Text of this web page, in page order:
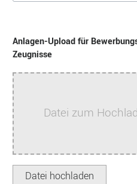
Anlagen-Upload für
Zeugnisse
Datei zum
Datei hochladen